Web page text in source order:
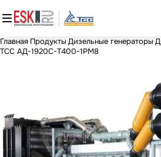
Главная Продукты Дизельные генераторы
ТСС АД-1920С-Т400-1РМ8